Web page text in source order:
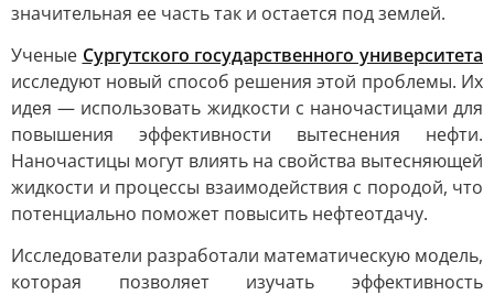
значительная ее часть так и остается под землей.
Ученые Сургутского государственного университета
исследуют новый способ решения этой проблемы. Их
идея — использовать жидкости с наночастицами для
повышения эффективности вытеснения нефти.
Наночастицы могут влиять на свойства вытесняющей
жидкости и процессы взаимодействия с породой, что
потенциально поможет повысить нефтеотдачу.
Исследователи разработали математическую модель,
которая позволяет изучать эффективность